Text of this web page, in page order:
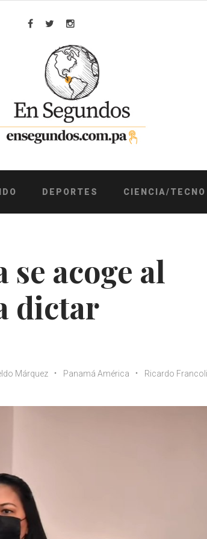
Facebook
TwitterInstagram
DEPORTES CIENCIA/TECNO
se acoge al
dictar
Márquez Panamá América
Ricardo